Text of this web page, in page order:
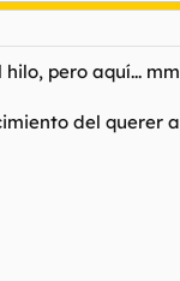
pero aquí...
del